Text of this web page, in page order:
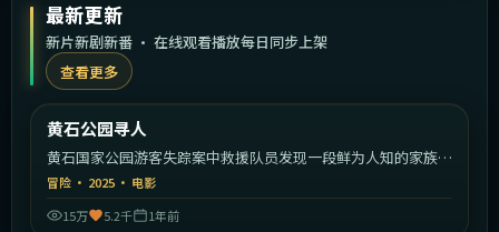
最新更新
新片新剧新番 · 在线观看播放每日同步上架
查看更多
最新
黄石公园寻人
黄石国家公园游客失踪案中救援队员发现一段鲜为人知的家族秘
密。
冒险 · 2025 · 电影
15万
5.2千 1年前